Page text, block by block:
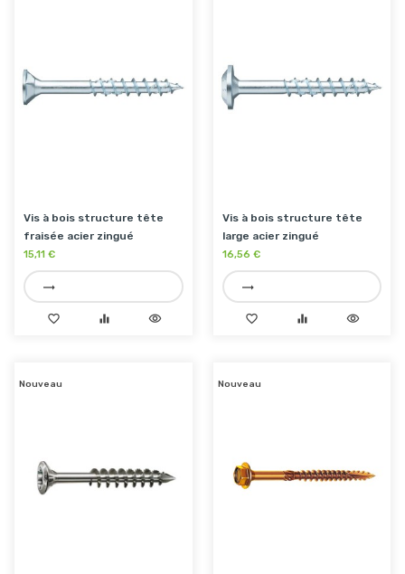
Vis à bois structure tête
fraisée acier zingué
15,11 €
trending_flat
favorite_border equalizer visibility
Vis à bois structure tête
large acier zingué
16,56 €
trending_flat
favorite_border equalizer visibility
Nouveau Nouveau